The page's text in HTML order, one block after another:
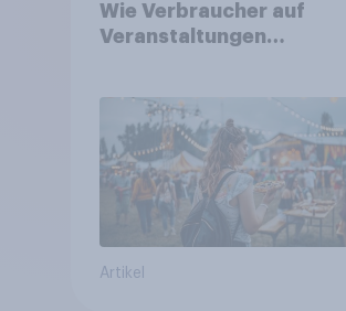
Wie Verbraucher auf
Veranstaltungen
Artikel